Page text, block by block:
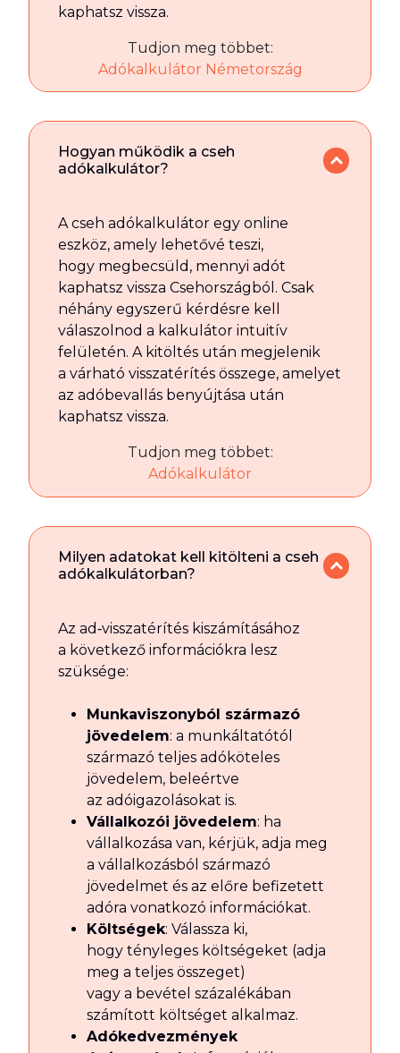
kaphatsz vissza.
Tudjon meg többet:
Adókalkulátor Németország
Hogyan működik a cseh
adókalkulátor?
A cseh adókalkulátor egy online
eszköz, amely lehetővé teszi,
hogy megbecsüld, mennyi adót
kaphatsz vissza Csehországból. Csak
néhány egyszerű kérdésre kell
válaszolnod a kalkulátor intuitív
felületén. A kitöltés után megjelenik
a várható visszatérítés összege, amelyet
az adóbevallás benyújtása után
kaphatsz vissza.
Tudjon meg többet:
Adókalkulátor
Milyen adatokat kell kitölteni a cseh
adókalkulátorban?
Az ad‑visszatérítés kiszámításához
a következő információkra lesz
szüksége:
Munkaviszonyból származó
jövedelem: a munkáltatótól
származó teljes adóköteles
jövedelem, beleértve
az adóigazolásokat is.
Vállalkozói jövedelem: ha
vállalkozása van, kérjük, adja meg
a vállalkozásból származó
jövedelmet és az előre befizetett
adóra vonatkozó információkat.
Költségek: Válassza ki,
hogy tényleges költségeket (adja
meg a teljes összeget)
vagy a bevétel százalékában
számított költséget alkalmaz.
Adókedvezmények